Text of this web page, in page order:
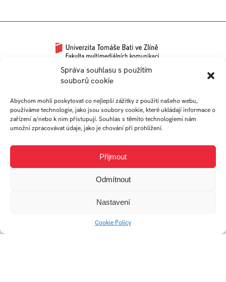
Správa souhlasu s použitím
souborů cookie
Abychom mohli poskytovat co nejlepší zážitky z použití našeho webu,
používáme technologie, jako jsou soubory cookie, které ukládají informace o
zařízení a/nebo k nim přistupují. Souhlas s těmito technologiemi nám
umožní zpracovávat údaje, jako je chování při prohlížení.
Přijmout
Odmítnout
Nastavení
Cookie Policy
Univerzitní 2431
760 01 Zlín
info@fmk.utb.cz
FB
IN YTB LI